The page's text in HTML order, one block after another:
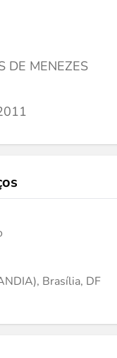
DE MENEZES
Brasília, DF